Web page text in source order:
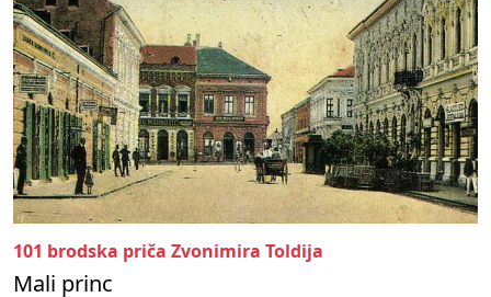
101 brodska priča Zvonimira Toldija
Mali princ